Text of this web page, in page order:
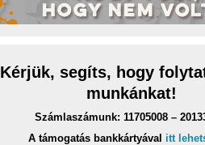
Kérjük, segíts, hogy
munkánkat!
Számlaszámunk: 11705008 –
A támogatás bankkártyával itt